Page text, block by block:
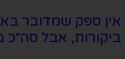
אין ספק שמדובר
ביקורות, אבל סה״כ